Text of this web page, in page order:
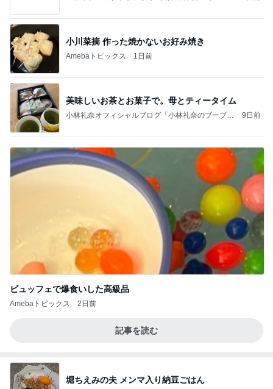
小川菜摘 作った焼かないお好み焼き
Amebaトピックス 1日前
美味しいお茶とお菓子で。母とティータイム
小林礼奈オフィシャルブログ「小林礼奈のブーブー
9日前
ビュッフェで爆食いした高級品
Amebaトピックス 2日前
記事を読む
堀ちえみの夫 メンマ入り納豆ごはん